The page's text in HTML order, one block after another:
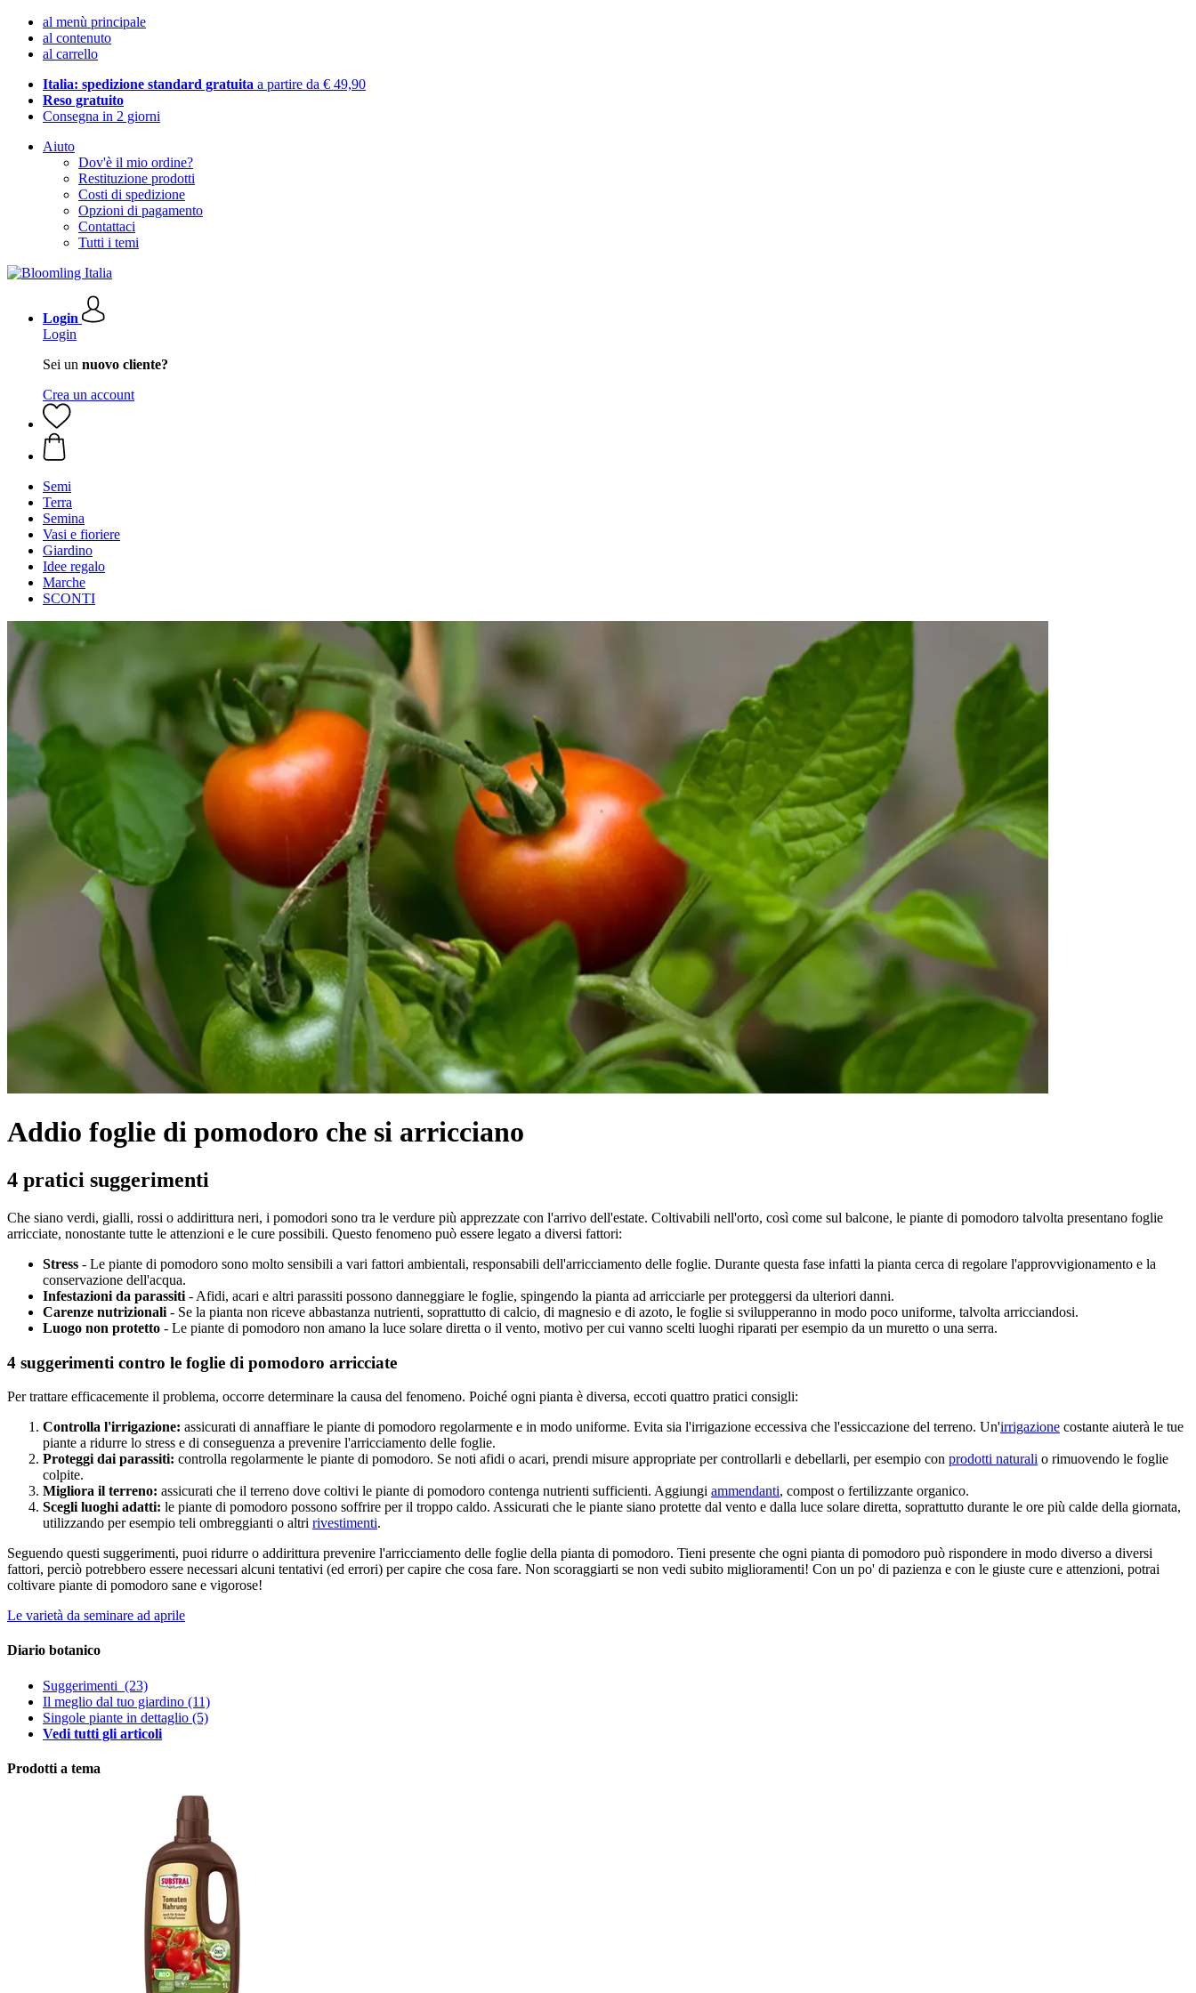
al menù principale
al contenuto
al carrello
Italia: spedizione standard gratuita a partire da € 49,90
Reso gratuito
Consegna in 2 giorni
Aiuto
Dov'è il mio ordine?
Restituzione prodotti
Costi di spedizione
Opzioni di pagamento
Contattaci
Tutti i temi
Login
Login
Sei un nuovo cliente?
Crea un account
Semi
Terra
Semina
Vasi e fioriere
Giardino
Idee regalo
Marche
SCONTI
Addio foglie di pomodoro che si arricciano
4 pratici suggerimenti
Che siano verdi, gialli, rossi o addirittura neri, i pomodori sono tra le verdure più apprezzate con l'arrivo dell'estate. Coltivabili nell'orto, così come sul balcone, le piante di pomodoro talvolta presentano foglie
arricciate, nonostante tutte le attenzioni e le cure possibili. Questo fenomeno può essere legato a diversi fattori:
Stress - Le piante di pomodoro sono molto sensibili a vari fattori ambientali, responsabili dell'arricciamento delle foglie. Durante questa fase infatti la pianta cerca di regolare l'approvvigionamento e la
conservazione dell'acqua.
Infestazioni da parassiti - Afidi, acari e altri parassiti possono danneggiare le foglie, spingendo la pianta ad arricciarle per proteggersi da ulteriori danni.
Carenze nutrizionali - Se la pianta non riceve abbastanza nutrienti, soprattutto di calcio, di magnesio e di azoto, le foglie si svilupperanno in modo poco uniforme, talvolta arricciandosi.
Luogo non protetto - Le piante di pomodoro non amano la luce solare diretta o il vento, motivo per cui vanno scelti luoghi riparati per esempio da un muretto o una serra.
4 suggerimenti contro le foglie di pomodoro arricciate
Per trattare efficacemente il problema, occorre determinare la causa del fenomeno. Poiché ogni pianta è diversa, eccoti quattro pratici consigli:
Controlla l'irrigazione: assicurati di annaffiare le piante di pomodoro regolarmente e in modo uniforme. Evita sia l'irrigazione eccessiva che l'essiccazione del terreno. Un'irrigazione costante aiuterà le tue
piante a ridurre lo stress e di conseguenza a prevenire l'arricciamento delle foglie.
Proteggi dai parassiti: controlla regolarmente le piante di pomodoro. Se noti afidi o acari, prendi misure appropriate per controllarli e debellarli, per esempio con prodotti naturali o rimuovendo le foglie
colpite.
Migliora il terreno: assicurati che il terreno dove coltivi le piante di pomodoro contenga nutrienti sufficienti. Aggiungi ammendanti, compost o fertilizzante organico.
Scegli luoghi adatti: le piante di pomodoro possono soffrire per il troppo caldo. Assicurati che le piante siano protette dal vento e dalla luce solare diretta, soprattutto durante le ore più calde della giornata,
utilizzando per esempio teli ombreggianti o altri rivestimenti.
Seguendo questi suggerimenti, puoi ridurre o addirittura prevenire l'arricciamento delle foglie della pianta di pomodoro. Tieni presente che ogni pianta di pomodoro può rispondere in modo diverso a diversi
fattori, perciò potrebbero essere necessari alcuni tentativi (ed errori) per capire che cosa fare. Non scoraggiarti se non vedi subito miglioramenti! Con un po' di pazienza e con le giuste cure e attenzioni, potrai
coltivare piante di pomodoro sane e vigorose!
Le varietà da seminare ad aprile
Diario botanico
Suggerimenti (23)
Il meglio dal tuo giardino (11)
Singole piante in dettaglio (5)
Vedi tutti gli articoli
Prodotti a tema